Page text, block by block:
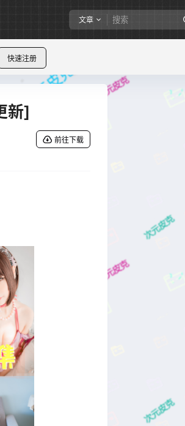
文章
快速注册
新]
前往下载